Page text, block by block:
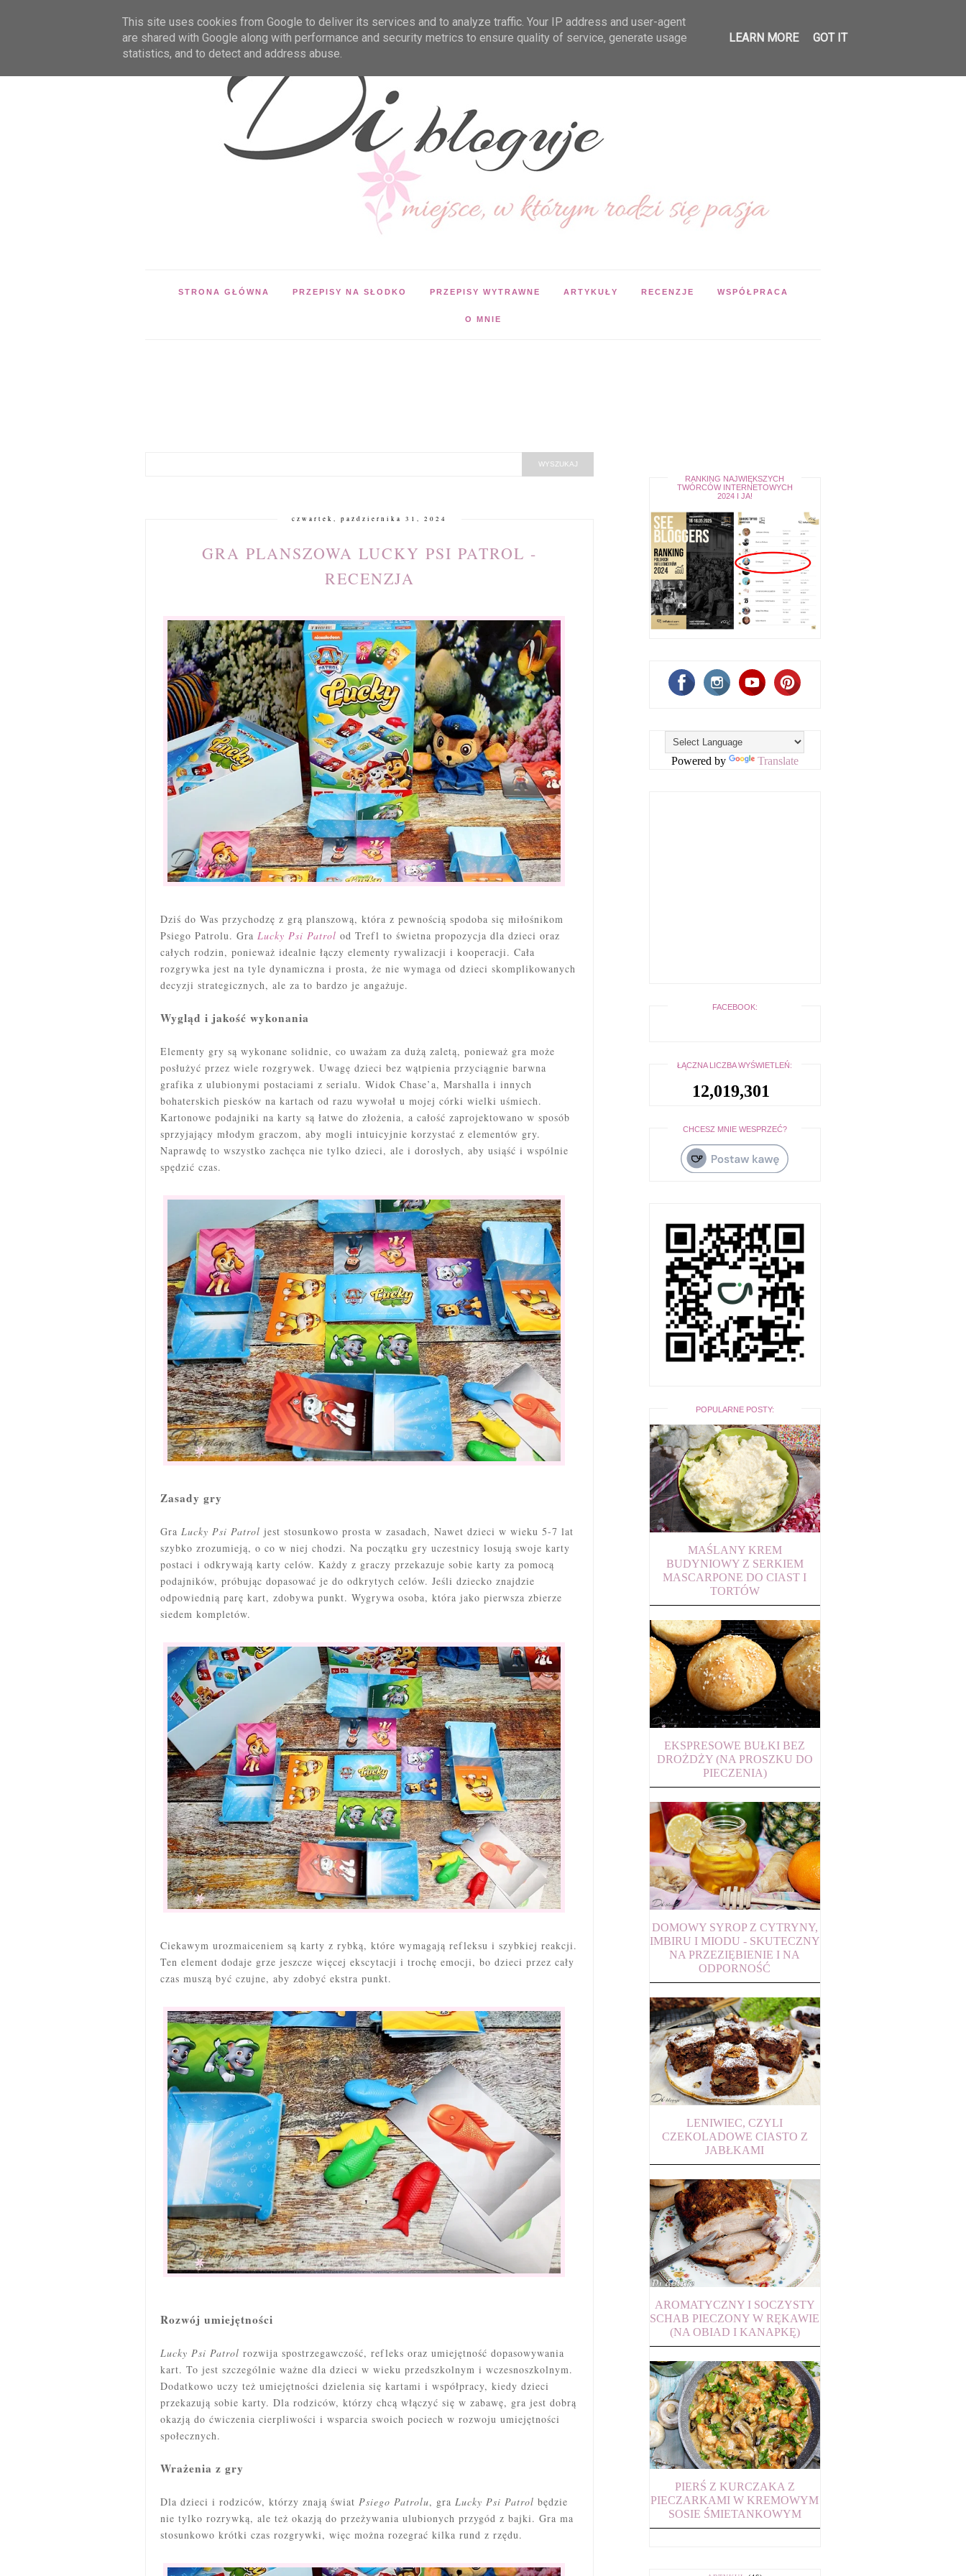
STRONA GŁÓWNA PRZEPISY NA SŁODKO PRZEPISY WYTRAWNE ARTYKUŁY RECENZJE WSPÓŁPRACA
O MNIE
czwartek, października 31, 2024
GRA PLANSZOWA LUCKY PSI PATROL -
RECENZJA
Dziś do Was przychodzę z grą planszową, która z pewnością spodoba się miłośnikom
Psiego Patrolu. Gra Lucky Psi Patrol od Trefl to świetna propozycja dla dzieci oraz
całych rodzin, ponieważ idealnie łączy elementy rywalizacji i kooperacji. Cała
rozgrywka jest na tyle dynamiczna i prosta, że nie wymaga od dzieci skomplikowanych
decyzji strategicznych, ale za to bardzo je angażuje.
Wygląd i jakość wykonania
Elementy gry są wykonane solidnie, co uważam za dużą zaletą, ponieważ gra może
posłużyć przez wiele rozgrywek. Uwagę dzieci bez wątpienia przyciągnie barwna
grafika z ulubionymi postaciami z serialu. Widok Chase’a, Marshalla i innych
bohaterskich piesków na kartach od razu wywołał u mojej córki wielki uśmiech.
Kartonowe podajniki na karty są łatwe do złożenia, a całość zaprojektowano w sposób
sprzyjający młodym graczom, aby mogli intuicyjnie korzystać z elementów gry.
Naprawdę to wszystko zachęca nie tylko dzieci, ale i dorosłych, aby usiąść i wspólnie
spędzić czas.
Zasady gry
Gra Lucky Psi Patrol jest stosunkowo prosta w zasadach, Nawet dzieci w wieku 5-7 lat
szybko zrozumieją, o co w niej chodzi. Na początku gry uczestnicy losują swoje karty
postaci i odkrywają karty celów. Każdy z graczy przekazuje sobie karty za pomocą
podajników, próbując dopasować je do odkrytych celów. Jeśli dziecko znajdzie
odpowiednią parę kart, zdobywa punkt. Wygrywa osoba, która jako pierwsza zbierze
siedem kompletów.
Ciekawym urozmaiceniem są karty z rybką, które wymagają refleksu i szybkiej reakcji.
Ten element dodaje grze jeszcze więcej ekscytacji i trochę emocji, bo dzieci przez cały
czas muszą być czujne, aby zdobyć ekstra punkt.
Rozwój umiejętności
Lucky Psi Patrol rozwija spostrzegawczość, refleks oraz umiejętność dopasowywania
kart. To jest szczególnie ważne dla dzieci w wieku przedszkolnym i wczesnoszkolnym.
Dodatkowo uczy też umiejętności dzielenia się kartami i współpracy, kiedy dzieci
przekazują sobie karty. Dla rodziców, którzy chcą włączyć się w zabawę, gra jest dobrą
okazją do ćwiczenia cierpliwości i wsparcia swoich pociech w rozwoju umiejętności
społecznych.
Wrażenia z gry
Dla dzieci i rodziców, którzy znają świat Psiego Patrolu, gra Lucky Psi Patrol będzie
nie tylko rozrywką, ale też okazją do przeżywania ulubionych przygód z bajki. Gra ma
stosunkowo krótki czas rozgrywki, więc można rozegrać kilka rund z rzędu.
RANKING NAJWIĘKSZYCH
TWÓRCÓW INTERNETOWYCH
2024 I JA!
Powered by Translate
FACEBOOK:
ŁĄCZNA LICZBA WYŚWIETLEŃ:
12,019,301
CHCESZ MNIE WESPRZEĆ?
POPULARNE POSTY:
MAŚLANY KREM
BUDYNIOWY Z SERKIEM
MASCARPONE DO CIAST I
TORTÓW
EKSPRESOWE BUŁKI BEZ
DROŻDŻY (NA PROSZKU DO
PIECZENIA)
DOMOWY SYROP Z CYTRYNY,
IMBIRU I MIODU - SKUTECZNY
NA PRZEZIĘBIENIE I NA
ODPORNOŚĆ
LENIWIEC, CZYLI
CZEKOLADOWE CIASTO Z
JABŁKAMI
AROMATYCZNY I SOCZYSTY
SCHAB PIECZONY W RĘKAWIE
(NA OBIAD I KANAPKĘ)
PIERŚ Z KURCZAKA Z
PIECZARKAMI W KREMOWYM
SOSIE ŚMIETANKOWYM
This site uses cookies from Google to deliver its services and to analyze traffic. Your IP address and user-agent
are shared with Google along with performance and security metrics to ensure quality of service, generate usage
statistics, and to detect and address abuse.
LEARN MORE GOT IT